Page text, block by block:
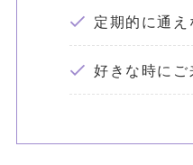
定期的に通え
好きな時に